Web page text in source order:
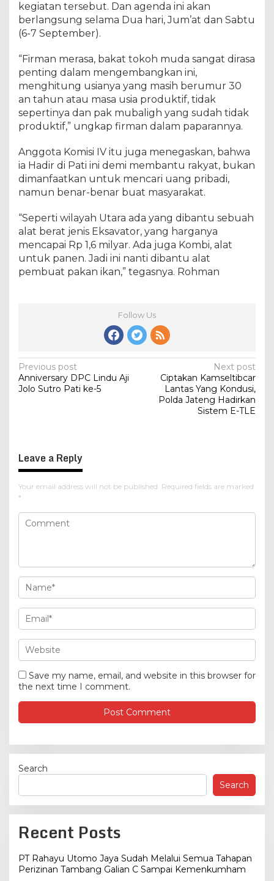
kegiatan tersebut. Dan agenda ini akan
berlangsung selama Dua hari, Jum’at dan Sabtu
(6-7 September).
“Firman merasa, bakat tokoh muda sangat dirasa
penting dalam mengembangkan ini,
menghitung usianya yang masih berumur 30
an tahun atau masa usia produktif, tidak
sepertinya dan pak mubaligh yang sudah tidak
produktif,” ungkap firman dalam paparannya.
Anggota Komisi IV itu juga menegaskan, bahwa
ia Hadir di Pati ini demi membantu rakyat, bukan
dimanfaatkan untuk mencari uang pribadi,
namun benar-benar buat masyarakat.
“Seperti wilayah Utara ada yang dibantu sebuah
alat berat jenis Eksavator, yang harganya
mencapai Rp 1,6 milyar. Ada juga Kombi, alat
untuk panen. Jadi ini nanti dibantu alat
pembuat pakan ikan,” tegasnya. Rohman
Follow Us
Post
navigation
Previous post
Anniversary DPC Lindu Aji
Jolo Sutro Pati ke-5
Next post
Ciptakan Kamseltibcar
Lantas Yang Kondusi,
Polda Jateng Hadirkan
Sistem E-TLE
Leave a Reply
Your email address will not be published. Required fields are marked
*
Save my name, email, and website in this browser for
the next time I comment.
Search
Search
Recent Posts
PT Rahayu Utomo Jaya Sudah Melalui Semua Tahapan
Perizinan Tambang Galian C Sampai Kemenkumham